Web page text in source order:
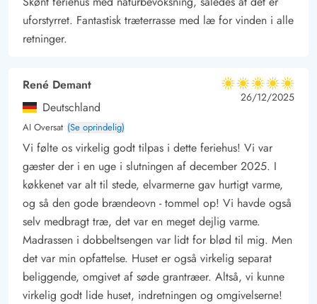
uforstyrret. Fantastisk træterrasse med læ for vinden i alle
retninger.
René Demant
Deutschland
AI Oversat (Se oprindelig)
5 ud af 5
5 ud af 5
5 out of 5
26/12/2025
Vi følte os virkelig godt tilpas i dette feriehus! Vi var
gæster der i en uge i slutningen af december 2025. I
køkkenet var alt til stede, elvarmerne gav hurtigt varme,
og så den gode brændeovn - tommel op! Vi havde også
selv medbragt træ, det var en meget dejlig varme.
Madrassen i dobbeltsengen var lidt for blød til mig. Men
det var min opfattelse. Huset er også virkelig separat
beliggende, omgivet af søde grantræer. Altså, vi kunne
virkelig godt lide huset, indretningen og omgivelserne!